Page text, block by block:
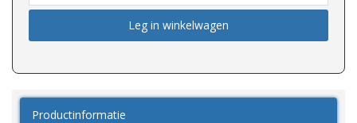
Leg in winkelwagen
Productinformatie